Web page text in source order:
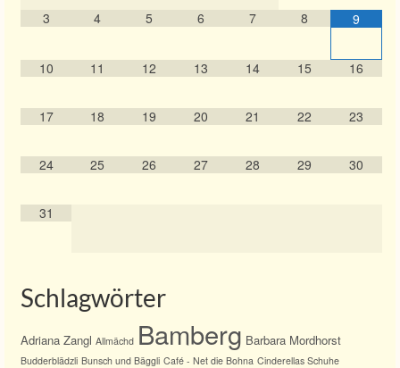
3 4 5 6 7 8 9
10 11 12 13 14 15 16
17 18 19 20 21 22 23
24 25 26 27 28 29 30
31
Schlagwörter
Adriana Zangl Allmächd Bamberg Barbara Mordhorst
Budderblädzli Bunsch und Bäggli Café - Net die Bohna Cinderellas Schuhe